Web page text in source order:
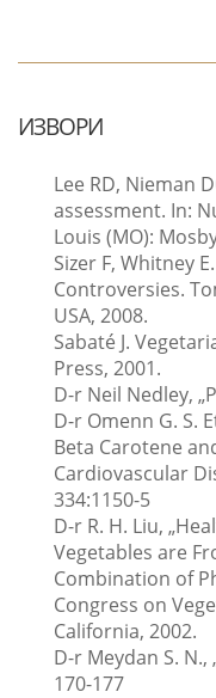
ИЗВОРИ
Lee RD, Nieman
assessment. In:
Louis (MO):
Sizer F, Whitney
Controversies.
USA, 2008.
Sabaté J.
Press, 2001.
D-r Neil Nedley,
D-r Omenn G. S.
Beta Carotene
Cardiovascular
334:1150-5
D-r R. H. Liu,
Vegetables are
Combination of
Congress on
California, 2002.
D-r Meydan S. N.,
170-177